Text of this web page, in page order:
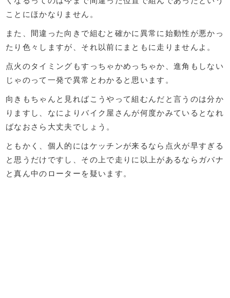
ことにほかなりません。
また、間違った向きで組むと確かに異常に始動性が悪かっ
たり色々しますが、それ以前にまともに走りませんよ。
点火のタイミングもすっちゃかめっちゃか、進角もしない
じゃのって一発で異常とわかると思います。
向きもちゃんと見ればこうやって組むんだと言うのは分か
りますし、なによりバイク屋さんが何度かみているとなれ
ばなおさら大丈夫でしょう。
ともかく、個人的にはケッチンが来るなら点火が早すぎる
と思うだけですし、その上で走りに以上があるならガバナ
と真ん中のローターを疑います。